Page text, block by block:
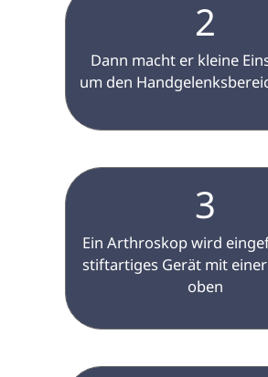
2
um den
3
stiftartiges Gerät mit
oben